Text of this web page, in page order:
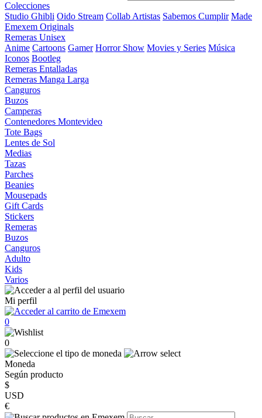
Colecciones
Studio Ghibli Oido Stream Collab Artistas Sabemos Cumplir Made
Emexem Originals
Remeras Unisex
Anime Cartoons Gamer Horror Show Movies y Series Música
Iconos Bootleg
Remeras Entalladas
Remeras Manga Larga
Canguros
Buzos
Camperas
Contenedores Montevideo
Tote Bags
Lentes de Sol
Medias
Tazas
Parches
Beanies
Mousepads
Gift Cards
Stickers
Remeras
Buzos
Canguros
Adulto
Kids
Varios
Mi perfil
0
0
Moneda
Según producto
$
USD
€